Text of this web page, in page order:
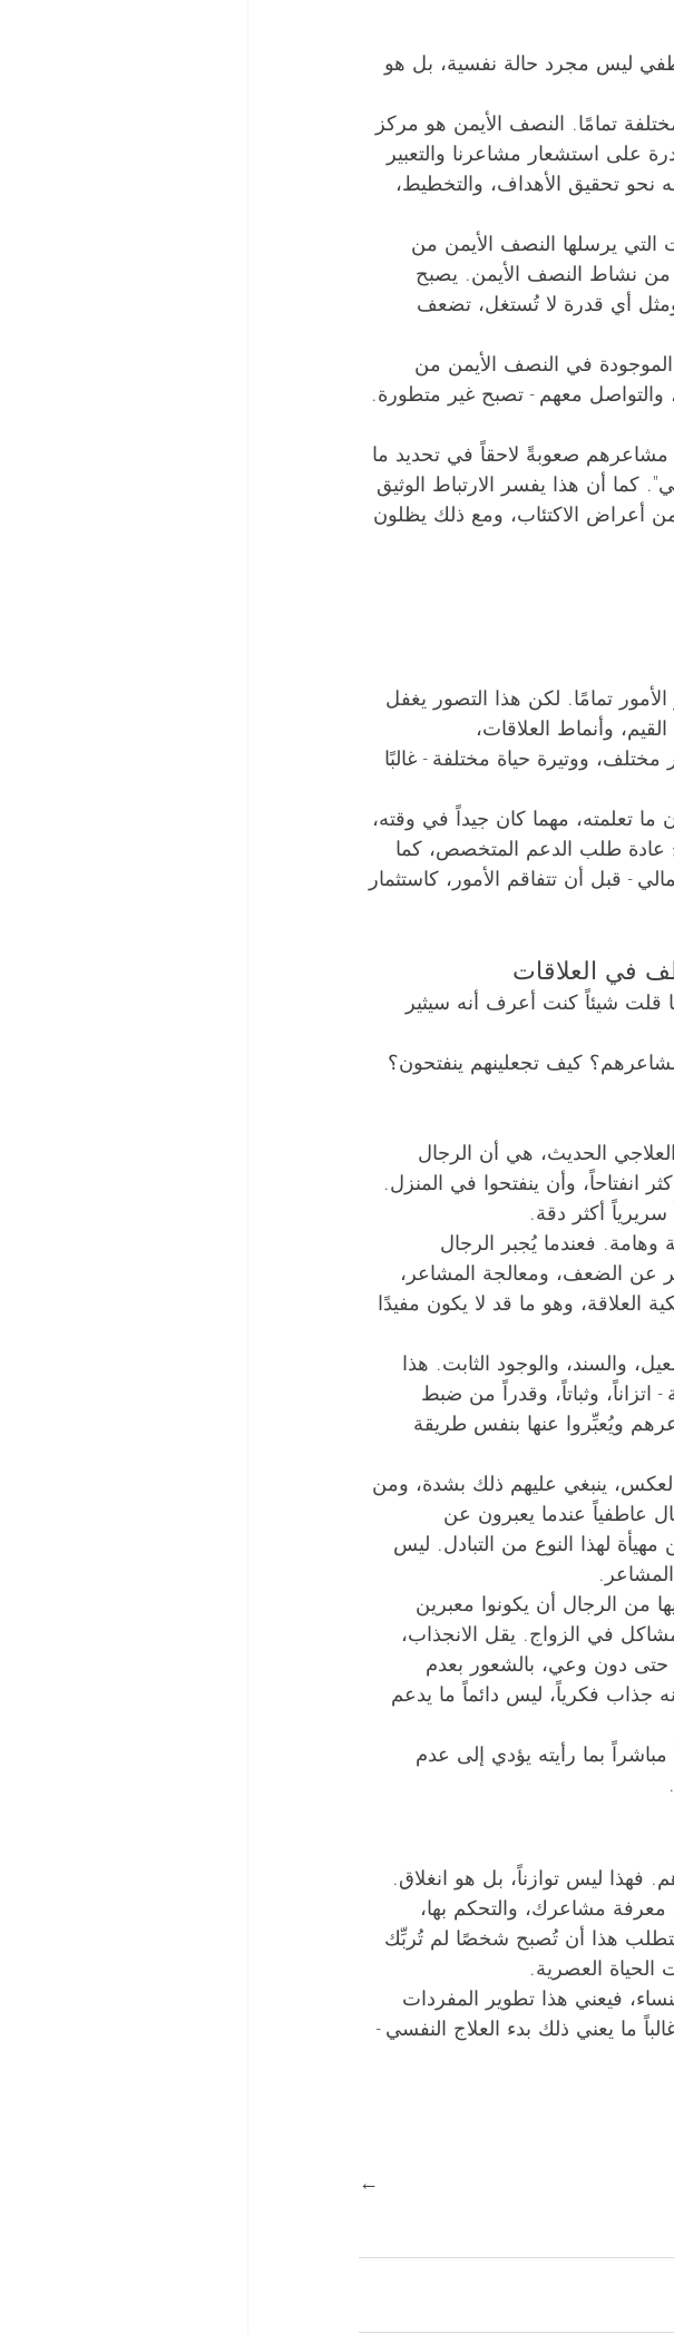
ليس مجرد حالة نفسية، بل هو
تمامًا. النصف الأيمن هو مركز
على استشعار مشاعرنا والتعبير
نحو تحقيق الأهداف، والتخطيط،
التي يرسلها النصف الأيمن من
من نشاط النصف الأيمن. يصبح
أي قدرة لا تُستغل، تضعف
الموجودة في النصف الأيمن من
والتواصل معهم - تصبح غير متطورة.
مشاعرهم صعوبةً لاحقاً في تحديد ما
أن هذا يفسر الارتباط الوثيق
42% من الرجال العرب من أعراض الاكتئاب، ومع ذلك يظلون
الأمور تمامًا. لكن هذا التصور يغفل
وأنماط العلاقات،
مختلف، ووتيرة حياة مختلفة - غالبًا
تعلمته، مهما كان جيداً في وقته،
عادة طلب الدعم المتخصص، كما
- قبل أن تتفاقم الأمور، كاستثمار
في العلاقات
قلت شيئاً كنت أعرف أنه سيثير
كيف تجعلينهم ينفتحون؟
الحديث، هي أن الرجال
انفتاحاً، وأن ينفتحوا في المنزل.
أكثر دقة.
وهامة. فعندما يُجبر الرجال
عن الضعف، ومعالجة المشاعر،
العلاقة، وهو ما قد لا يكون مفيدًا
والسند، والوجود الثابت. هذا
وثباتاً، وقدراً من ضبط
ويُعبِّروا عنها بنفس طريقة
ينبغي عليهم ذلك بشدة، ومن
عاطفياً عندما يعبرون عن
لهذا النوع من التبادل. ليس
من الرجال أن يكونوا معبرين
في الزواج. يقل الانجذاب،
حتى دون وعي، بالشعور بعدم
جذاب فكرياً، ليس دائماً ما يدعم
بما رأيته يؤدي إلى عدم
فهذا ليس توازناً، بل هو انغلاق.
معرفة مشاعرك، والتحكم بها،
هذا أن تُصبح شخصًا لم تُربِّك
العصرية.
فيعني هذا تطوير المفردات
ما يعني ذلك بدء العلاج النفسي -
←